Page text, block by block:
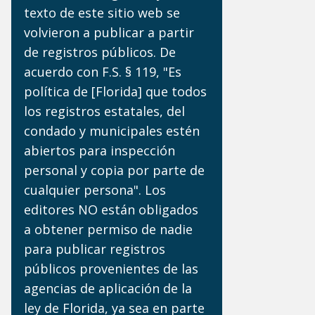
texto de este sitio web se
volvieron a publicar a partir
de registros públicos. De
acuerdo con F.S. § 119, "Es
política de [Florida] que todos
los registros estatales, del
condado y municipales estén
abiertos para inspección
personal y copia por parte de
cualquier persona". Los
editores NO están obligados
a obtener permiso de nadie
para publicar registros
públicos provenientes de las
agencias de aplicación de la
ley de Florida, ya sea en parte